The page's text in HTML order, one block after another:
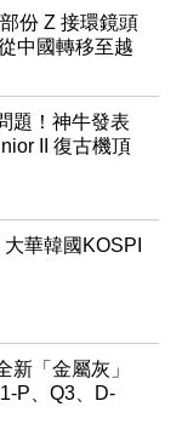
份 Z 接環鏡頭
中國轉移至越
題！神牛發表
II 復古機頂
華韓國KOSPI
新「金屬灰」
P、Q3、D-